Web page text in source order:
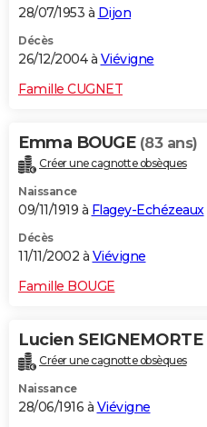
28/07/1953 à Dijon
Décès
26/12/2004 à Viévigne
Famille CUGNET
Emma BOUGE (83 ans)
Créer une cagnotte obsèques
Naissance
09/11/1919 à Flagey-Echézeaux
Décès
11/11/2002 à Viévigne
Famille BOUGE
Lucien SEIGNEMORTE
Créer une cagnotte obsèques
Naissance
28/06/1916 à Viévigne